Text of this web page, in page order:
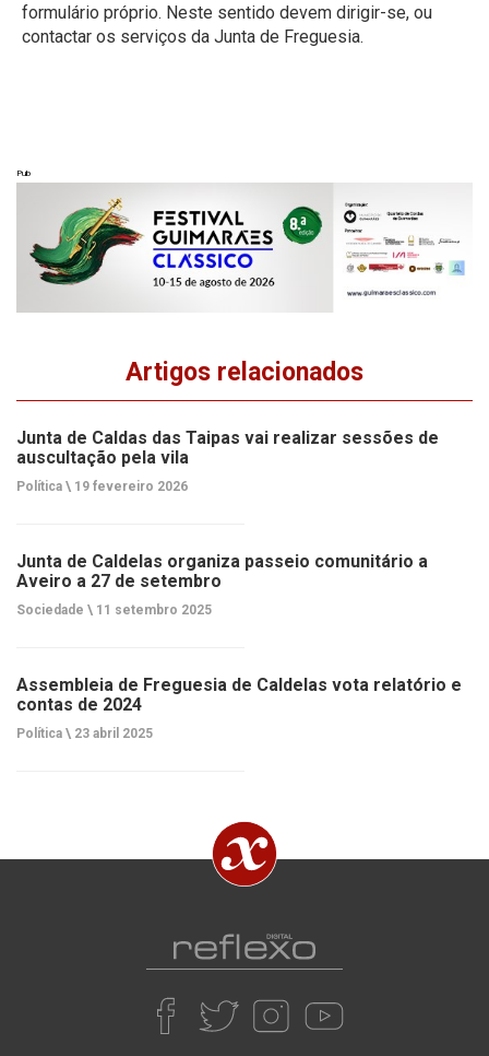
formulário próprio. Neste sentido devem dirigir-se, ou
contactar os serviços da Junta de Freguesia.
Pub
Artigos relacionados
Junta de Caldas das Taipas vai realizar sessões de
auscultação pela vila
Política \ 19 fevereiro 2026
Junta de Caldelas organiza passeio comunitário a
Aveiro a 27 de setembro
Sociedade \ 11 setembro 2025
Assembleia de Freguesia de Caldelas vota relatório e
contas de 2024
Política \ 23 abril 2025